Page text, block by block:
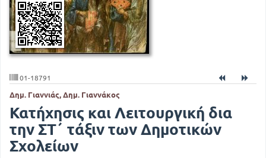
01-18791
Δημ. Γιαννιάς, Δημ. Γιαννάκος
Κατήχησις και Λειτουργική δια
την ΣΤ΄ τάξιν των Δημοτικών
Σχολείων